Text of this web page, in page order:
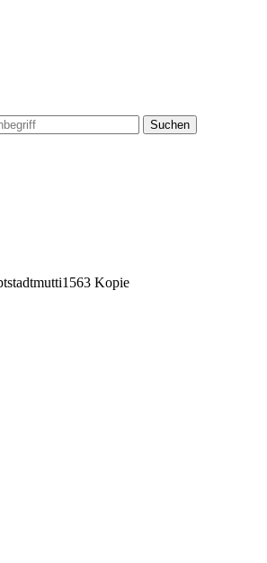
Suchen
Kopie